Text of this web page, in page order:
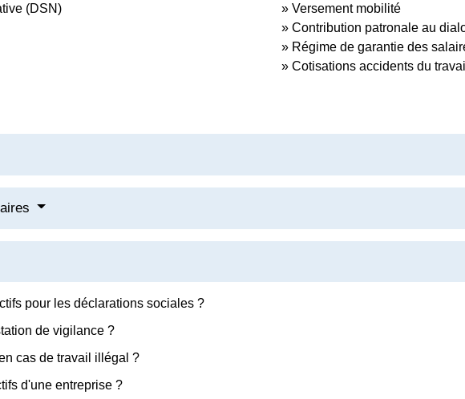
(DSN)
Versement mobilité
Contribution patronale au
Régime de garantie des
Cotisations accidents du
pour les déclarations sociales ?
de vigilance ?
cas de travail illégal ?
d'une entreprise ?